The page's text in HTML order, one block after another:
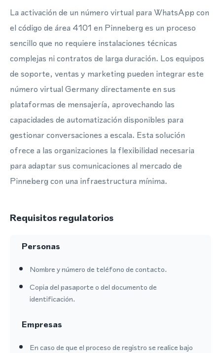
La activación de un número virtual para WhatsApp con
el código de área 4101 en Pinneberg es un proceso
sencillo que no requiere instalaciones técnicas
complejas ni contratos de larga duración. Los equipos
de soporte, ventas y marketing pueden integrar este
número virtual Germany directamente en sus
plataformas de mensajería, aprovechando las
capacidades de automatización disponibles para
gestionar conversaciones a escala. Esta solución
ofrece a las organizaciones la flexibilidad necesaria
para adaptar sus comunicaciones al mercado de
Pinneberg con una infraestructura mínima.
Requisitos regulatorios
Personas
Nombre y número de teléfono de contacto.
Copia del pasaporte o del documento de
identificación.
Empresas
En caso de que el proceso de registro se realice bajo